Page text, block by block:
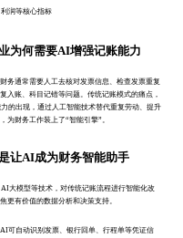
为何需要AI增强记账能力
务通常需要人工去核对发票信息、检查发票重复
入账、科目记错等问题。传统记账模式的痛点，
的出现，通过人工智能技术替代重复劳动、提升
为财务工作装上了“智能引擎”。
让AI成为财务智能助手
大模型等技术，对传统记账流程进行智能化改
更有价值的数据分析和决策支持。
可自动识别发票、银行回单、行程单等凭证信